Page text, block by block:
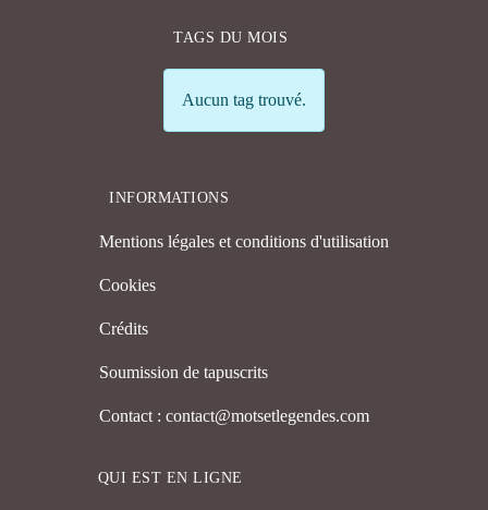
TAGS DU MOIS
Info
Aucun tag trouvé.
INFORMATIONS
Mentions légales et conditions d'utilisation
Cookies
Crédits
Soumission de tapuscrits
Contact : contact@motsetlegendes.com
QUI EST EN LIGNE